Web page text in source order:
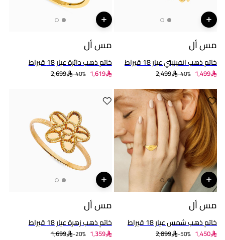
مس أل
خاتم ذهب انفينيتي عيار 18 قيراط
2,499 40%- 1,499
مس أل
خاتم ذهب دائرة عيار 18 قيراط
2,699 40%- 1,619
مس أل
خاتم ذهب شمس عيار 18 قيراط
2,899 50%- 1,450
مس أل
خاتم ذهب زهرة عيار 18 قيراط
1,699 20%- 1,359